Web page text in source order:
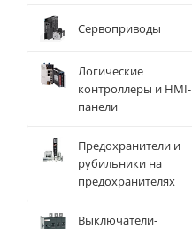
Сервоприводы
Логические
контроллеры и HMI-
панели
Предохранители и
рубильники на
предохранителях
Выключатели-